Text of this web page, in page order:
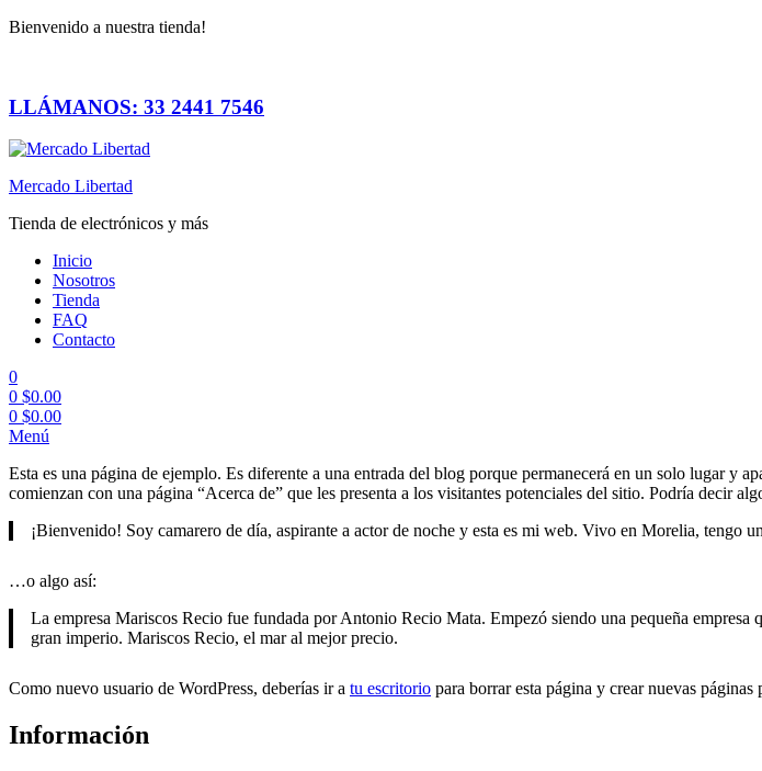
Bienvenido a nuestra tienda!
LLÁMANOS: 33 2441 7546
Mercado Libertad
Tienda de electrónicos y más
Inicio
Nosotros
Tienda
FAQ
Contacto
0
0 $0.00
0 $0.00
Menú
Esta es una página de ejemplo. Es diferente a una entrada del blog porque permanecerá en un solo lugar y
comienzan con una página “Acerca de” que les presenta a los visitantes potenciales del sitio. Podría decir
¡Bienvenido! Soy camarero de día, aspirante a actor de noche y esta es mi web. Vivo en Morelia, tengo
…o algo así:
La empresa Mariscos Recio fue fundada por Antonio Recio Mata. Empezó siendo una pequeña
gran imperio. Mariscos Recio, el mar al mejor precio.
Como nuevo usuario de WordPress, deberías ir a tu escritorio para borrar esta página y crear nuevas páginas
Información